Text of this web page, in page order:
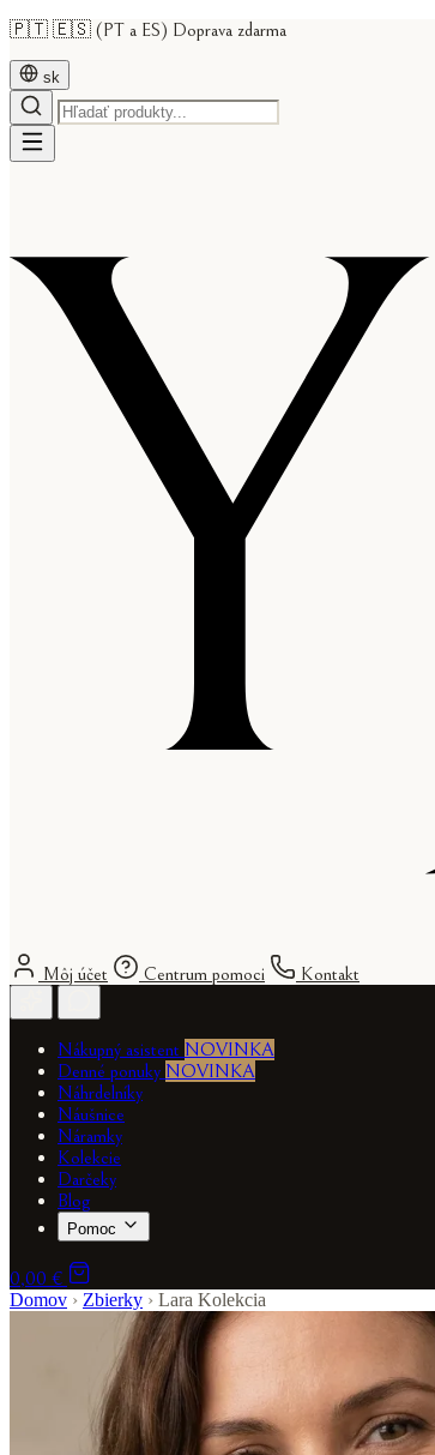
🇵🇹 🇪🇸 (PT a ES) Doprava zdarma
sk
Môj účet Centrum pomoci Kontakt
Nákupný asistent NOVINKA
Denné ponuky NOVINKA
Náhrdelníky
Náušnice
Náramky
Kolekcie
Darčeky
Blog
Pomoc
0,00 €
Domov › Zbierky › Lara Kolekcia